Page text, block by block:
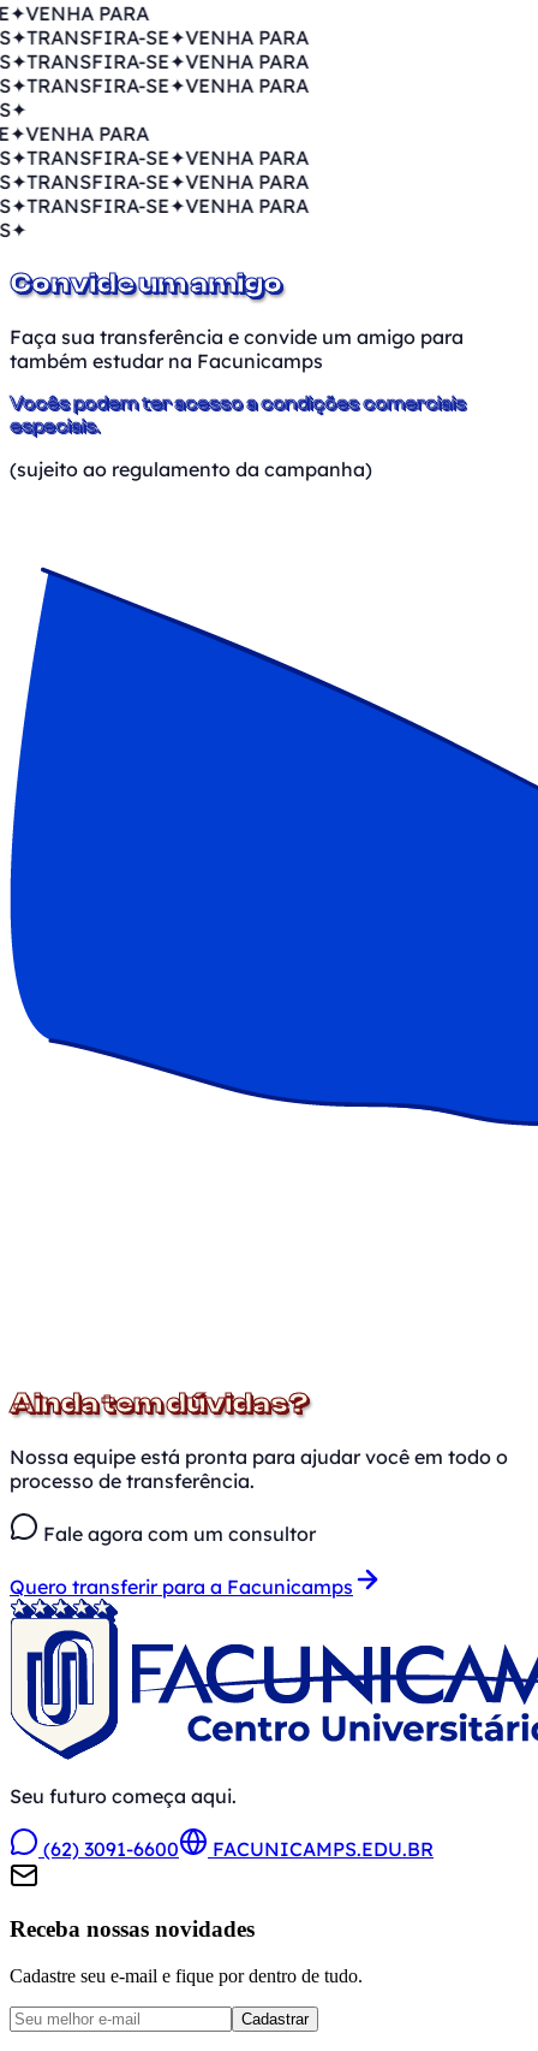
VENHA PARA
TRANSFIRA-SE✦VENHA PARA
TRANSFIRA-SE✦VENHA PARA
TRANSFIRA-SE✦VENHA PARA
VENHA PARA
TRANSFIRA-SE✦VENHA PARA
TRANSFIRA-SE✦VENHA PARA
TRANSFIRA-SE✦VENHA PARA
Convide um amigo
Faça sua transferência e convide um amigo para
também estudar na Facunicamps
Vocês podem ter acesso a condições comerciais
especiais.
(sujeito ao regulamento da campanha)
Ainda tem dúvidas?
Nossa equipe está pronta para ajudar você em todo o
processo de transferência.
Fale agora com um consultor
Quero transferir para a Facunicamps
Seu futuro começa aqui.
(62) 3091-6600 FACUNICAMPS.EDU.BR
Receba nossas novidades
Cadastre seu e-mail e fique por dentro de tudo.
Cadastrar